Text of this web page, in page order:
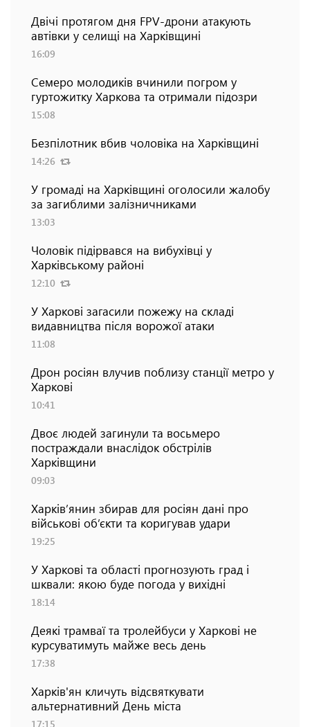
Двічі протягом дня FPV-дрони атакують
автівки у селищі на Харківщині
16:09
Семеро молодиків вчинили погром у
гуртожитку Харкова та отримали підозри
15:08
Безпілотник вбив чоловіка на Харківщині
14:26
У громаді на Харківщині оголосили жалобу
за загиблими залізничниками
13:03
Чоловік підірвався на вибухівці у
Харківському районі
12:10
У Харкові загасили пожежу на складі
видавництва після ворожої атаки
11:08
Дрон росіян влучив поблизу станції метро у
Харкові
10:41
Двоє людей загинули та восьмеро
постраждали внаслідок обстрілів
Харківщини
09:03
Харків’янин збирав для росіян дані про
військові об’єкти та коригував удари
19:25
У Харкові та області прогнозують град і
шквали: якою буде погода у вихідні
18:14
Деякі трамваї та тролейбуси у Харкові не
курсуватимуть майже весь день
17:38
Харків'ян кличуть відсвяткувати
альтернативний День міста
17:15